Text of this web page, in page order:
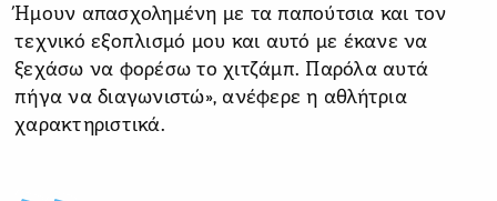
Ήμουν απασχολημένη με τα παπούτσια και τον
τεχνικό εξοπλισμό μου και αυτό με έκανε να
ξεχάσω να φορέσω το χιτζάμπ. Παρόλα αυτά
πήγα να διαγωνιστώ», ανέφερε η αθλήτρια
χαρακτηριστικά.